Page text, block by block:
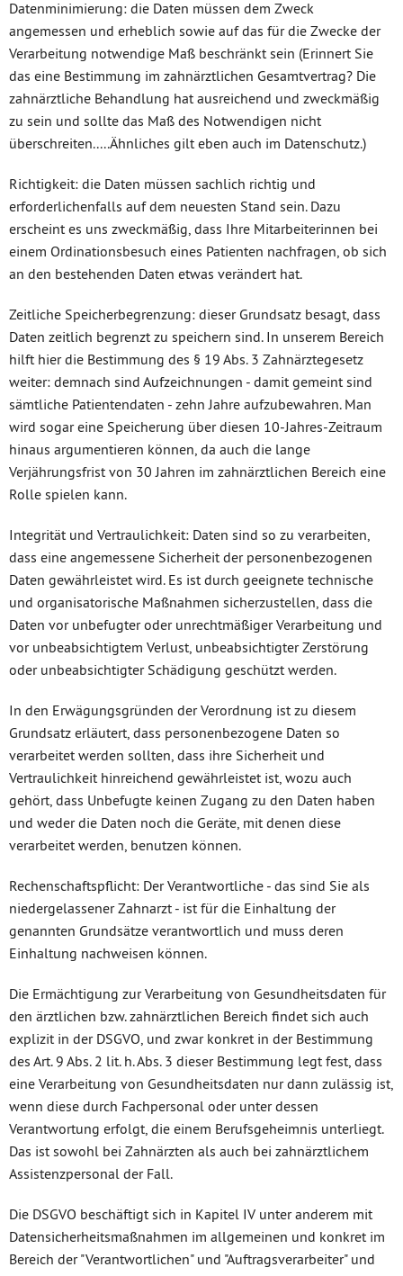
Datenminimierung: die Daten müssen dem Zweck
angemessen und erheblich sowie auf das für die Zwecke der
Verarbeitung notwendige Maß beschränkt sein (Erinnert Sie
das eine Bestimmung im zahnärztlichen Gesamtvertrag? Die
zahnärztliche Behandlung hat ausreichend und zweckmäßig
zu sein und sollte das Maß des Notwendigen nicht
überschreiten.....Ähnliches gilt eben auch im Datenschutz.)
Richtigkeit: die Daten müssen sachlich richtig und
erforderlichenfalls auf dem neuesten Stand sein. Dazu
erscheint es uns zweckmäßig, dass Ihre Mitarbeiterinnen bei
einem Ordinationsbesuch eines Patienten nachfragen, ob sich
an den bestehenden Daten etwas verändert hat.
Zeitliche Speicherbegrenzung: dieser Grundsatz besagt, dass
Daten zeitlich begrenzt zu speichern sind. In unserem Bereich
hilft hier die Bestimmung des § 19 Abs. 3 Zahnärztegesetz
weiter: demnach sind Aufzeichnungen - damit gemeint sind
sämtliche Patientendaten - zehn Jahre aufzubewahren. Man
wird sogar eine Speicherung über diesen 10-Jahres-Zeitraum
hinaus argumentieren können, da auch die lange
Verjährungsfrist von 30 Jahren im zahnärztlichen Bereich eine
Rolle spielen kann.
Integrität und Vertraulichkeit: Daten sind so zu verarbeiten,
dass eine angemessene Sicherheit der personenbezogenen
Daten gewährleistet wird. Es ist durch geeignete technische
und organisatorische Maßnahmen sicherzustellen, dass die
Daten vor unbefugter oder unrechtmäßiger Verarbeitung und
vor unbeabsichtigtem Verlust, unbeabsichtigter Zerstörung
oder unbeabsichtigter Schädigung geschützt werden.
In den Erwägungsgründen der Verordnung ist zu diesem
Grundsatz erläutert, dass personenbezogene Daten so
verarbeitet werden sollten, dass ihre Sicherheit und
Vertraulichkeit hinreichend gewährleistet ist, wozu auch
gehört, dass Unbefugte keinen Zugang zu den Daten haben
und weder die Daten noch die Geräte, mit denen diese
verarbeitet werden, benutzen können.
Rechenschaftspflicht: Der Verantwortliche - das sind Sie als
niedergelassener Zahnarzt - ist für die Einhaltung der
genannten Grundsätze verantwortlich und muss deren
Einhaltung nachweisen können.
Die Ermächtigung zur Verarbeitung von Gesundheitsdaten für
den ärztlichen bzw. zahnärztlichen Bereich findet sich auch
explizit in der DSGVO, und zwar konkret in der Bestimmung
des Art. 9 Abs. 2 lit. h. Abs. 3 dieser Bestimmung legt fest, dass
eine Verarbeitung von Gesundheitsdaten nur dann zulässig ist,
wenn diese durch Fachpersonal oder unter dessen
Verantwortung erfolgt, die einem Berufsgeheimnis unterliegt.
Das ist sowohl bei Zahnärzten als auch bei zahnärztlichem
Assistenzpersonal der Fall.
Die DSGVO beschäftigt sich in Kapitel IV unter anderem mit
Datensicherheitsmaßnahmen im allgemeinen und konkret im
Bereich der "Verantwortlichen" und "Auftragsverarbeiter" und